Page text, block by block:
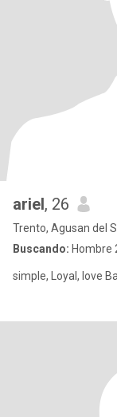
ariel, 26
Trento, Agusan del
Buscando: Hombre
simple, Loyal, love